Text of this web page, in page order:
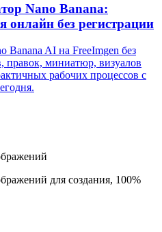
Nano Banana:
онлайн без регистрации
Banana AI на FreeImgen без
правок, миниатюр, визуалов
рабочих процессов с
для создания, 100%